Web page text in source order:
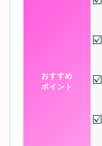
おすすめ
ポイント